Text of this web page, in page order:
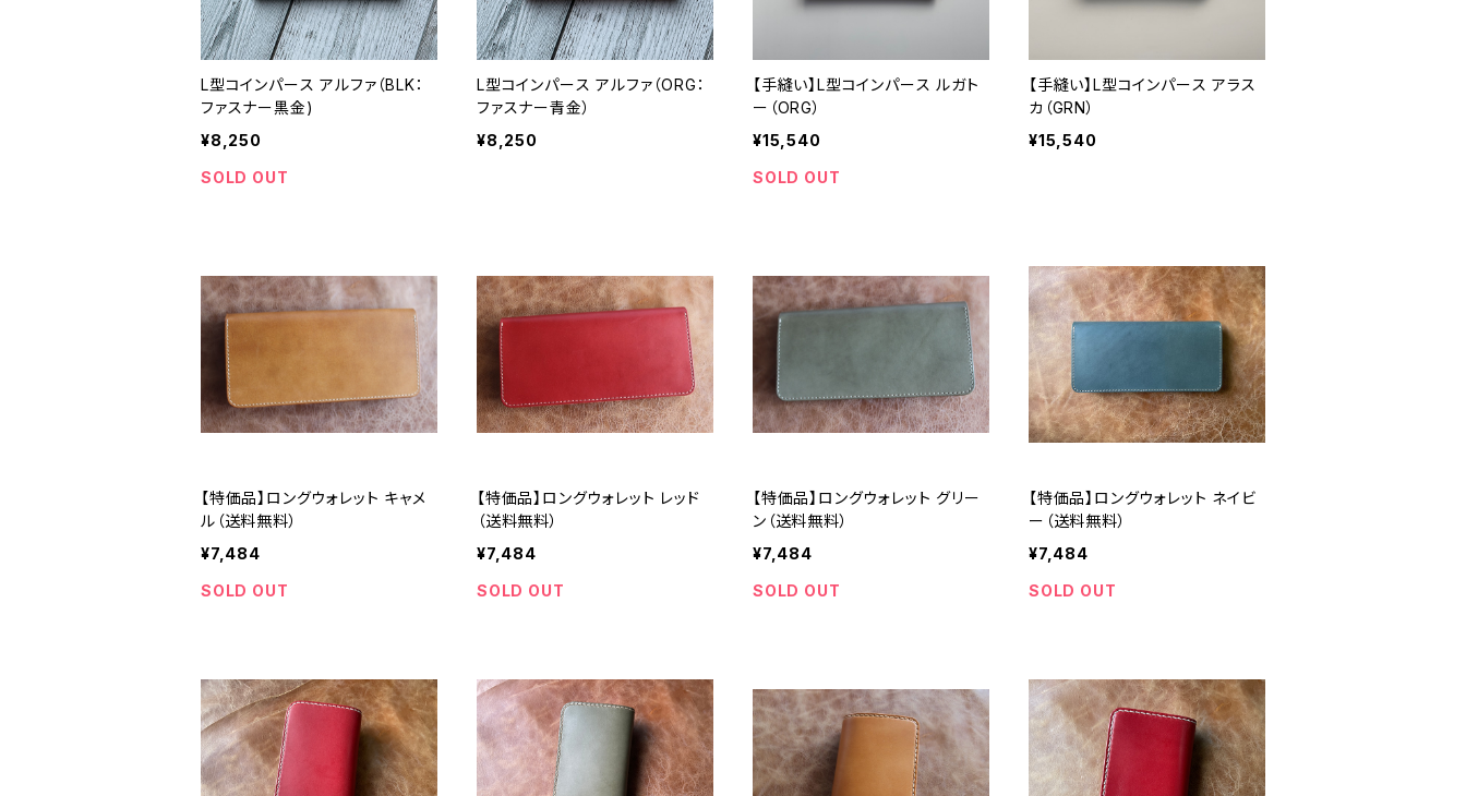
L型コインパース アルファ（BLK：
ファスナー黒金)
¥8,250
SOLD OUT
L型コインパース アルファ（ORG：
ファスナー青金）
¥8,250
【手縫い】L型コインパース ルガト
ー（ORG）
¥15,540
SOLD OUT
【手縫い】L型コインパース アラス
カ（GRN）
¥15,540
【特価品】ロングウォレット キャメ
ル（送料無料）
¥7,484
SOLD OUT
【特価品】ロングウォレット レッド
（送料無料）
¥7,484
SOLD OUT
【特価品】ロングウォレット グリー
ン（送料無料）
¥7,484
SOLD OUT
【特価品】ロングウォレット ネイビ
ー（送料無料）
¥7,484
SOLD OUT